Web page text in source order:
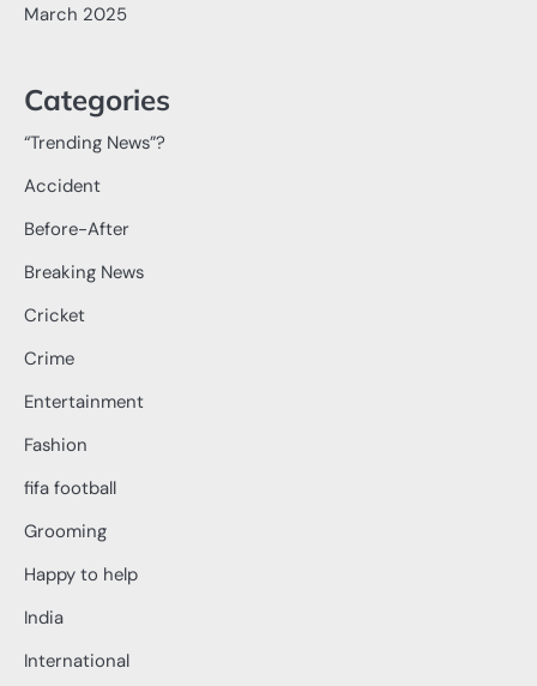
March 2025
Categories
“Trending News”?
Accident
Before-After
Breaking News
Cricket
Crime
Entertainment
Fashion
fifa football
Grooming
Happy to help
India
International